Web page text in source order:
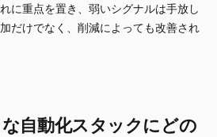
に重点を置き、弱いシグナルは手放し
だけでなく、削減によっても改善され
自動化スタックにどの